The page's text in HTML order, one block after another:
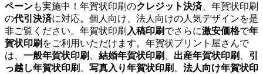
ペーンも実施中！年賀状印刷のクレジット決済、年賀状印刷
の代引決済に対応。個人向け、法人向けの人気デザインを是
非ご覧ください。年賀状印刷 入稿印刷 でさらに激安価格で年
賀状印刷 をご利用いただけます。年賀状プリント屋さんで
は、 一般年賀状印刷 結婚年賀状印刷 出産年賀状印刷
引
っ越し年賀状印刷
写真入り年賀状印刷
法人向け年賀状印